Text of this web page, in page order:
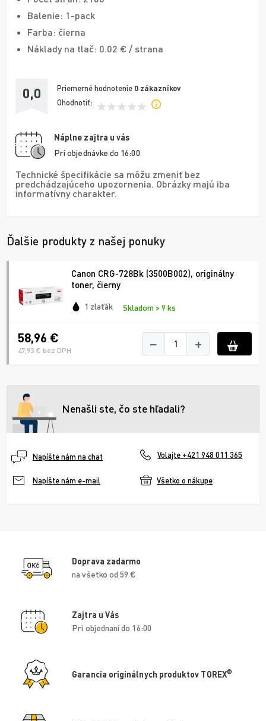
Balenie: 1-pack
Farba: čierna
Náklady na tlač: 0.02 € / strana
0,0 Priemerné hodnotenie 0 zákazníkov
Ohodnotiť:
Náplne zajtra u vás
Pri objednávke do 16:00
Technické špecifikácie sa môžu zmeniť bez
predchádzajúceho upozornenia. Obrázky majú iba
informatívny charakter.
Ďalšie produkty z našej ponuky
Canon CRG-728Bk (3500B002), originálny
toner, čierny
1 zlaťák Skladom > 9 ks
58,96 €
47,93 € bez DPH − +
Nenašli ste, čo ste hľadali?
Napíšte nám na chat Volajte +421 948 011 365
Napíšte nám e-mail Všetko o nákupe
Doprava zadarmo
na všetko od 59 €
Zajtra u Vás
Pri objednaní do 16:00
Garancia originálnych produktov TOREX®